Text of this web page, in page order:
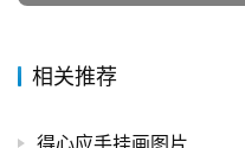
相关推荐